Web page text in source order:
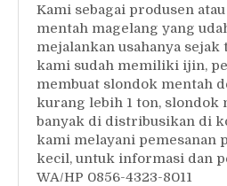
Kami sebagai produsen
mentah magelang yang
mejalankan usahanya sejak
kami sudah memiliki ijin,
membuat slondok mentah
kurang lebih 1 ton, slondok
banyak di distribusikan di
kami melayani pemesanan
kecil, untuk informasi dan
WA/HP 0856-4323-8011